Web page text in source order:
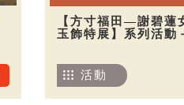
【方寸福田—謝碧蓮
玉飾特展】系列活動
活動